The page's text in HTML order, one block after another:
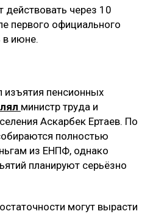
действовать через 10
первого официального
в июне.
изъятия пенсионных
министр труда и
Аскарбек Ертаев. По
полностью
из ЕНПФ, однако
планируют серьёзно
могут вырасти